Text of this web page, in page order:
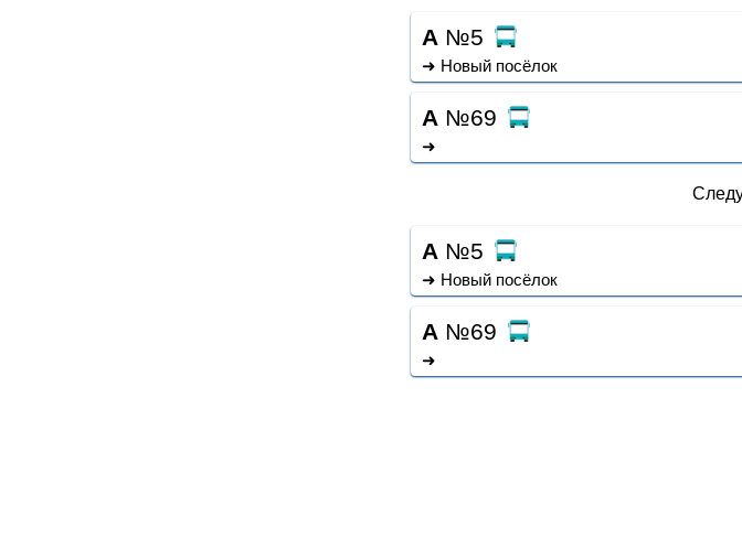
A №5
➜ Новый посёлок
A №69
➜
A №5
➜ Новый посёлок
A №69
➜